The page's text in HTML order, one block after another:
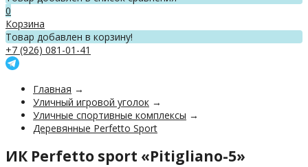
0
Корзина
Товар добавлен в корзину!
+7 (926) 081-01-41
Главная →
Уличный игровой уголок →
Уличные спортивные комплексы →
Деревянные Perfetto Sport
ИК Perfetto sport «Pitigliano-5»